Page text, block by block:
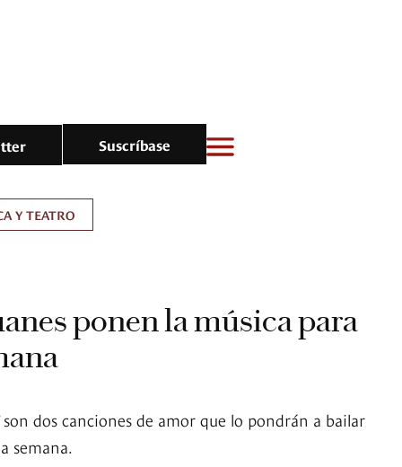
Suscríbase
Y TEATRO
ponen la música para
son dos canciones de amor que lo pondrán a bailar
semana.